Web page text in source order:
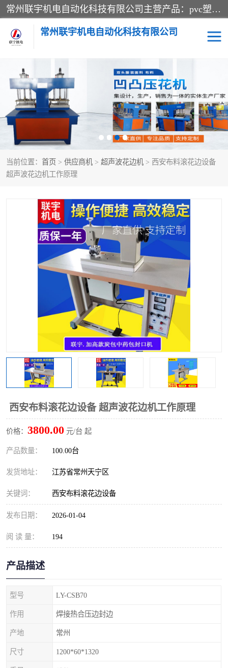
常州联宇机电自动化科技有限公司主营产品：pvc塑料焊机、高频热合机、软膜天花压边机、服装布料凹凸压花机、布料3d压印设备、服装植胶设备、超声波布料花边机、无纺布热合机、全自动压花机。
常州联宇机电自动化科技有限公司
当前位置： 首页 > 供应商机 > 超声波花边机 > 西安布料滚花边设备
超声波花边机工作原理
西安布料滚花边设备 超声波花边机工作原理
价格： 3800.00 元/台 起
产品数量： 100.00台
发货地址： 江苏省常州天宁区
关键词： 西安布料滚花边设备
发布日期： 2026-01-04
阅 读 量： 194
产品描述
型号 LY-CSB70
作用 焊接热合压边封边
产地 常州
尺寸 1200*60*1320
压花定型机以及压花模具 超声波热合机
高频热合机 超声波花边机
超声波复合压花机 凹凸压花机压标机
3040凹凸压花机 双头服装凹凸压花机
高频压花压标机 自动超声波打片成型机
泡壳包装封口机 海绵产品成型机
其他超声波系列